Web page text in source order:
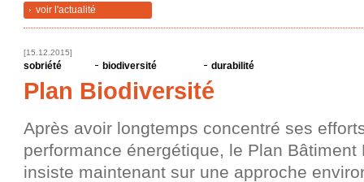
voir l'actualité
Plan Biodiversité
[15.12.2015]
sobriété biodiversité durabilité
Après avoir longtemps concentré ses
performance énergétique, le Plan Bâtiment
insiste maintenant sur une approche